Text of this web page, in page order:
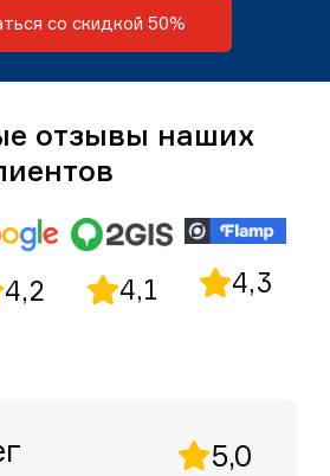
со скидкой 50%
отзывы наших
4,2 4,1 4,3
5,0